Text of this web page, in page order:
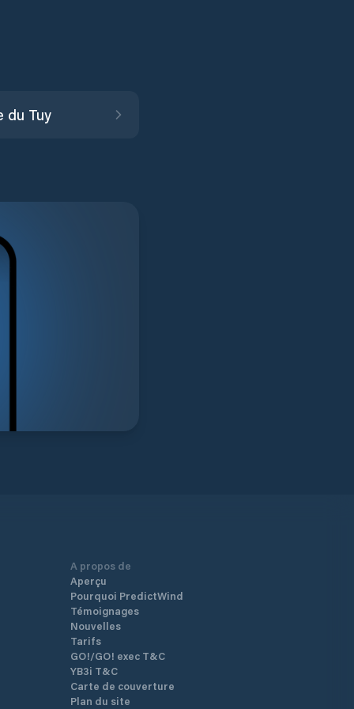
du Tuy
A propos de
Aperçu
Pourquoi PredictWind
Témoignages
Nouvelles
Tarifs
GO!/GO! exec T&C
YB3i T&C
Carte de couverture
Plan du site